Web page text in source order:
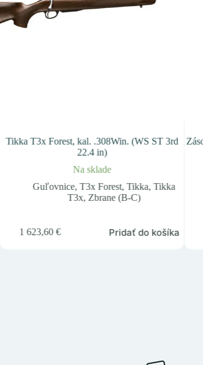
Tikka T3x Forest, kal. .308Win. (WS ST 3rd
22.4 in)
Na sklade
Guľovnice,T3x Forest,Tikka,Tikka
T3x,Zbrane (B-C)
1 623,60€ Pridať do košíka